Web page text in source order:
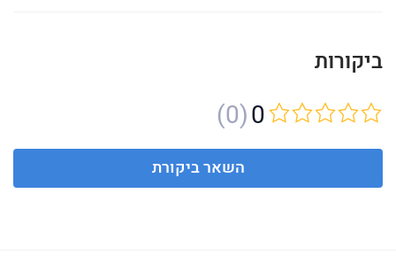
ביקורות
(0)0
השאר ביקורת